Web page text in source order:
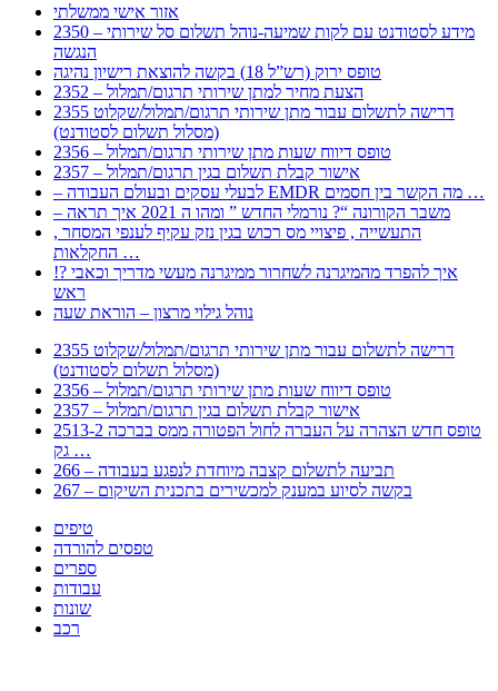
אזור אישי ממשלתי
2350 – מידע לסטודנט עם לקות שמיעה-נוהל תשלום סל שירותי
הנגשה
טופס ירוק (רש”ל 18) בקשה להוצאת רישיון נהיגה
2352 – הצעת מחיר למתן שירותי תרגום/תמלול
2355 דרישה לתשלום עבור מתן שירותי תרגום/תמלול/שקלוט
(מסלול תשלום לסטודנט)
2356 – טופס דיווח שעות מתן שירותי תרגום/תמלול
2357 – אישור קבלת תשלום בגין תרגום/תמלול
– לבעלי עסקים ובעולם העבודה EMDR מה הקשר בין חסמים …
– משבר הקורונה “? נורמלי החדש ” ומהו ה 2021 איך תראה
, התעשייה , פיצויי מס רכוש בגין נזק עקיף לענפי המסחר
החקלאות …
!? איך להפרד מהמיגרנה לשחרור ממיגרנה מעשי מדריך וכאבי
ראש
נוהל גילוי מרצון – הוראת שעה
2355 דרישה לתשלום עבור מתן שירותי תרגום/תמלול/שקלוט
(מסלול תשלום לסטודנט)
2356 – טופס דיווח שעות מתן שירותי תרגום/תמלול
2357 – אישור קבלת תשלום בגין תרגום/תמלול
2513-2 טופס חדש הצהרה על העברה לחול הפטורה ממס בברכה
גק …
266 – תביעה לתשלום קצבה מיוחדת לנפגע בעבודה
267 – בקשה לסיוע במענק למכשירים בתכנית השיקום
טיפים
טפסים להורדה
ספרים
עבודות
שונות
רכב